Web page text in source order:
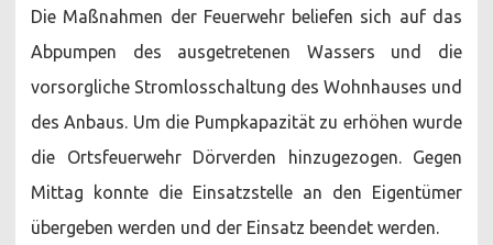
Die Maßnahmen der Feuerwehr beliefen sich auf das
Abpumpen des ausgetretenen Wassers und die
vorsorgliche Stromlosschaltung des Wohnhauses und
des Anbaus. Um die Pumpkapazität zu erhöhen wurde
die Ortsfeuerwehr Dörverden hinzugezogen. Gegen
Mittag konnte die Einsatzstelle an den Eigentümer
übergeben werden und der Einsatz beendet werden.